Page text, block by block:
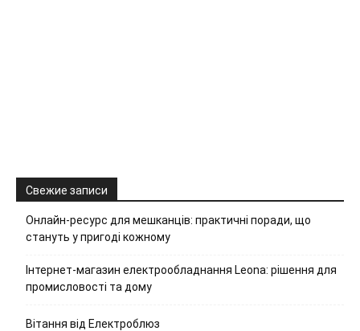
Свежие записи
Онлайн-ресурс для мешканців: практичні поради, що
стануть у пригоді кожному
Інтернет-магазин електрообладнання Leona: рішення для
промисловості та дому
Вітання від Електроблюз